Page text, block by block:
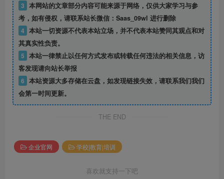
3 本网站的文章部分内容可能来源于网络，仅供大家学习与参
考，如有侵权，请联系站长微信：Saas_09wl 进行删除
4 本站一切资源不代表本站立场，并不代表本站赞同其观点和对
其真实性负责。
5 本站一律禁止以任何方式发布或转载任何违法的相关信息，访
客发现请向站长举报
6 本站资源大多存储在云盘，如发现链接失效，请联系我们我们
会第一时间更新。
THE END
企业官网 学校|教育|培训
喜欢就支持一下吧